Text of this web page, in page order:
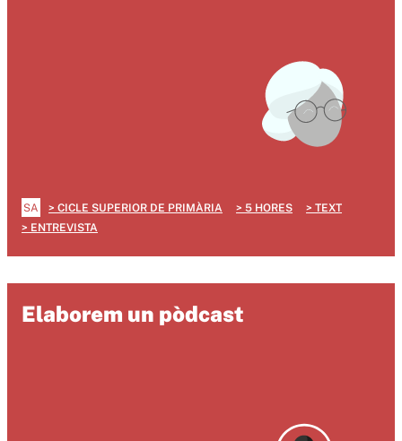
SA CICLE SUPERIOR DE PRIMÀRIA 5 HORES
TEXT
ENTREVISTA
Elaborem un pòdcast